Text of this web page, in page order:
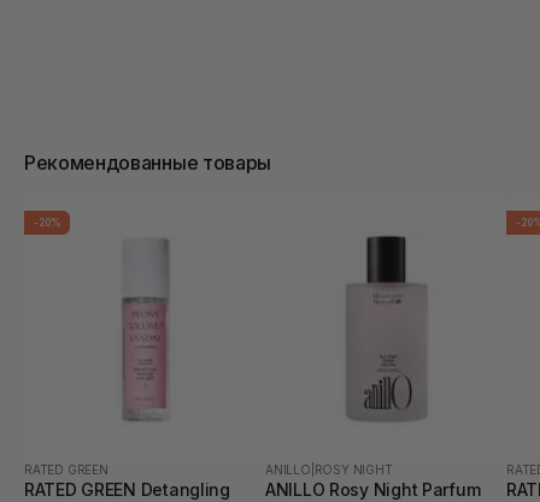
Рекомендованные товары
-20%
RATED GREEN
RATED GREEN Detangling
ANILLO ROSY NIGHT
ANILLO Rosy Night Parfum
-